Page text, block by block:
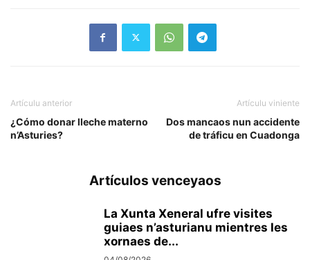
Artículu anterior
¿Cómo donar lleche materno
n’Asturies?
Artículu viniente
Dos mancaos nun accidente
de tráficu en Cuadonga
Artículos venceyaos
La Xunta Xeneral ufre visites
guiaes n’asturianu mientres les
xornaes de...